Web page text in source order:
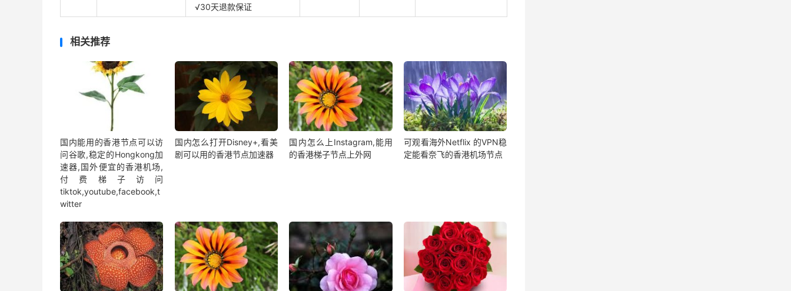
√30天退款保证
相关推荐
国内能用的香港节点可以访
问谷歌,稳定的Hongkong加
速器,国外便宜的香港机场,
付费梯子访问
tiktok,youtube,facebook,t
witter
国内怎么打开Disney+,看美
剧可以用的香港节点加速器
国内怎么上Instagram,能用
的香港梯子节点上外网
可观看海外Netflix 的VPN稳
定能看奈飞的香港机场节点